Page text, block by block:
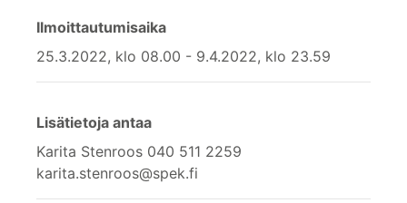
Ilmoittautumisaika
25.3.2022, klo 08.00 - 9.4.2022, klo 23.59
Lisätietoja antaa
Karita Stenroos 040 511 2259
karita.stenroos@spek.fi